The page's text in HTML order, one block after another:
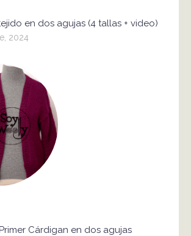
en dos agujas (4 tallas + video)
2024
Cárdigan en dos agujas